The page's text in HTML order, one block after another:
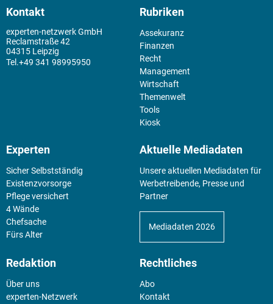
Kontakt
experten-netzwerk GmbH
Reclamstraße 42
04315 Leipzig
+49 341 98995950
Rubriken
Assekuranz
Finanzen
Recht
Management
Wirtschaft
Themenwelt
Tools
Kiosk
Experten
Sicher Selbstständig
Existenz­vorsorge
Pflege versichert
4 Wände
Chefsache
Fürs Alter
Aktuelle Mediadaten
Unsere aktuellen Mediadaten für
Werbetreibende, Presse und
Partner
Mediadaten 2026
Redaktion
Über uns
experten-Netzwerk
Rechtliches
Abo
Kontakt